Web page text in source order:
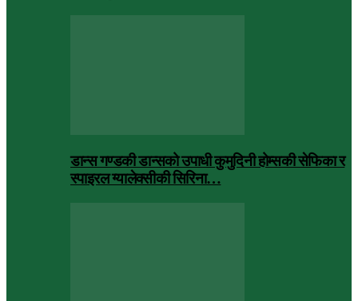
डान्स गण्डकी डान्सको उपाधी कुमुदिनी होम्सकी सेफिका र
स्पाइरल ग्यालेक्सीकी सिरिना…